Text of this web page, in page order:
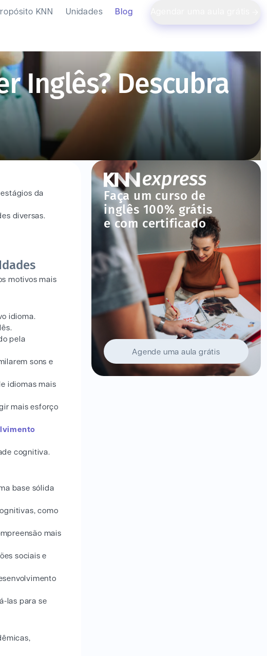
KNN Unidades Blog
Inglês? Descubra
Faça um curso de
inglês 100% grátis
e com certificado
Agende uma aula grátis
da
diversas.
motivos mais
idioma.
pela
sons e
idiomas mais
mais esforço
cognitiva.
base sólida
como
mais
sociais e
las para se